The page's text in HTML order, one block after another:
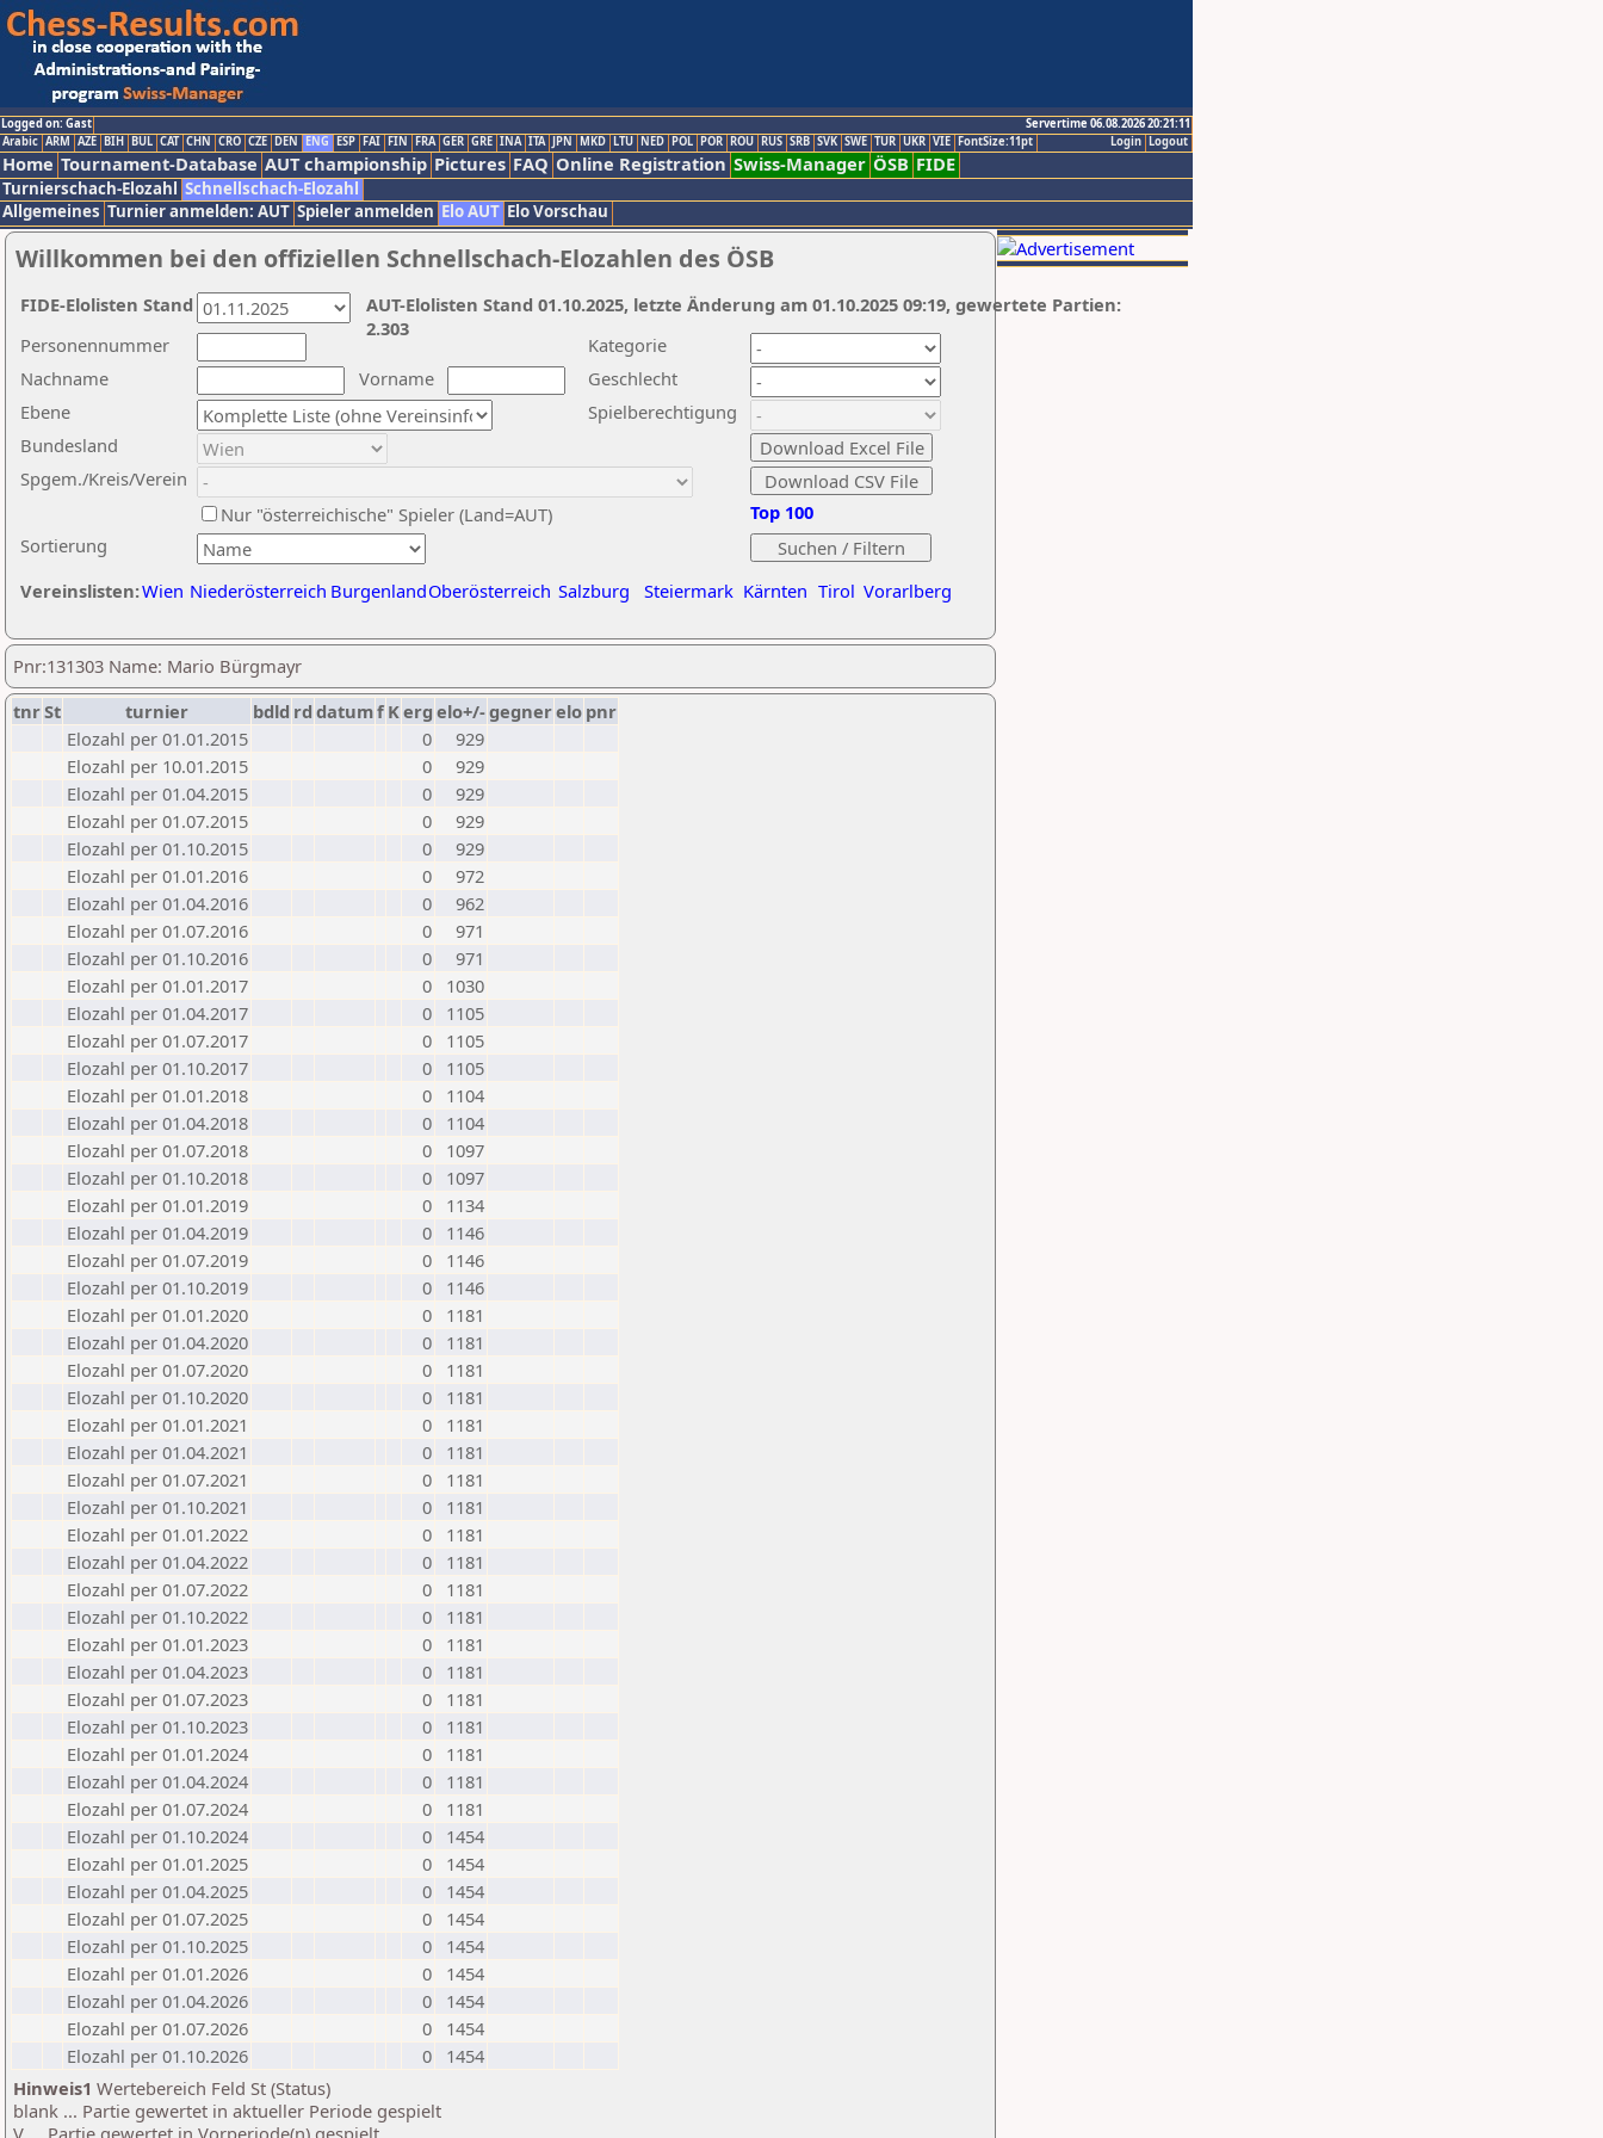
Logged on: Gast
Servertime 06.08.2026 20:21:11
Logout
Login
Arabic ARM AZE BIH BUL CAT CHN CRO CZE DEN ENG ESP FAI FIN FRA GER GRE INA ITA JPN MKD LTU NED POL POR ROU RUS SRB SVK SWE TUR UKR VIE FontSize:11pt
Home Tournament-Database AUT championship Pictures FAQ Online Registration Swiss-Manager ÖSB FIDE
Turnierschach-Elozahl Schnellschach-Elozahl
Allgemeines Turnier anmelden: AUT Spieler anmelden Elo AUT Elo Vorschau
Willkommen bei den offiziellen Schnellschach-Elozahlen des ÖSB
Nachname
Vorname
Ebene
Kategorie
Sortierung
Personennummer
Bundesland
Spgem./Kreis/Verein
Geschlecht
Nur "österreichische" Spieler (Land=AUT)
Spielberechtigung
Vereinslisten:Wien Niederösterreich BurgenlandOberösterreich Salzburg Steiermark Kärnten Tirol Vorarlberg
Top 100
AUT-Elolisten Stand 01.10.2025, letzte Änderung am 01.10.2025 09:19, gewertete Partien:
2.303
FIDE-Elolisten Stand
Pnr:131303 Name: Mario Bürgmayr
tnrSt turnier bdld rd datumf Kerg elo+/-gegnerelo pnr
Elozahl per 01.01.2015
0
929
Elozahl per 10.01.2015
0
929
Elozahl per 01.04.2015
0
929
Elozahl per 01.07.2015
0
929
Elozahl per 01.10.2015
0
929
Elozahl per 01.01.2016
0
972
Elozahl per 01.04.2016
0
962
Elozahl per 01.07.2016
0
971
Elozahl per 01.10.2016
0
971
Elozahl per 01.01.2017
0
1030
Elozahl per 01.04.2017
0
1105
Elozahl per 01.07.2017
0
1105
Elozahl per 01.10.2017
0
1105
Elozahl per 01.01.2018
0
1104
Elozahl per 01.04.2018
0
1104
Elozahl per 01.07.2018
0
1097
Elozahl per 01.10.2018
0
1097
Elozahl per 01.01.2019
0
1134
Elozahl per 01.04.2019
0
1146
Elozahl per 01.07.2019
0
1146
Elozahl per 01.10.2019
0
1146
Elozahl per 01.01.2020
0
1181
Elozahl per 01.04.2020
0
1181
Elozahl per 01.07.2020
0
1181
Elozahl per 01.10.2020
0
1181
Elozahl per 01.01.2021
0
1181
Elozahl per 01.04.2021
0
1181
Elozahl per 01.07.2021
0
1181
Elozahl per 01.10.2021
0
1181
Elozahl per 01.01.2022
0
1181
Elozahl per 01.04.2022
0
1181
Elozahl per 01.07.2022
0
1181
Elozahl per 01.10.2022
0
1181
Elozahl per 01.01.2023
0
1181
Elozahl per 01.04.2023
0
1181
Elozahl per 01.07.2023
0
1181
Elozahl per 01.10.2023
0
1181
Elozahl per 01.01.2024
0
1181
Elozahl per 01.04.2024
0
1181
Elozahl per 01.07.2024
0
1181
Elozahl per 01.10.2024
0
1454
Elozahl per 01.01.2025
0
1454
Elozahl per 01.04.2025
0
1454
Elozahl per 01.07.2025
0
1454
Elozahl per 01.10.2025
0
1454
Elozahl per 01.01.2026
0
1454
Elozahl per 01.04.2026
0
1454
Elozahl per 01.07.2026
0
1454
Elozahl per 01.10.2026
0
1454
Hinweis1 Wertebereich Feld St (Status)
blank ... Partie gewertet in aktueller Periode gespielt
V ... Partie gewertet in Vorperiode(n) gespielt